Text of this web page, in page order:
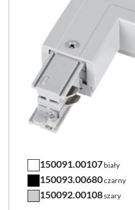
150091.00107 biały
150093.00680czarny
150092.00108szary